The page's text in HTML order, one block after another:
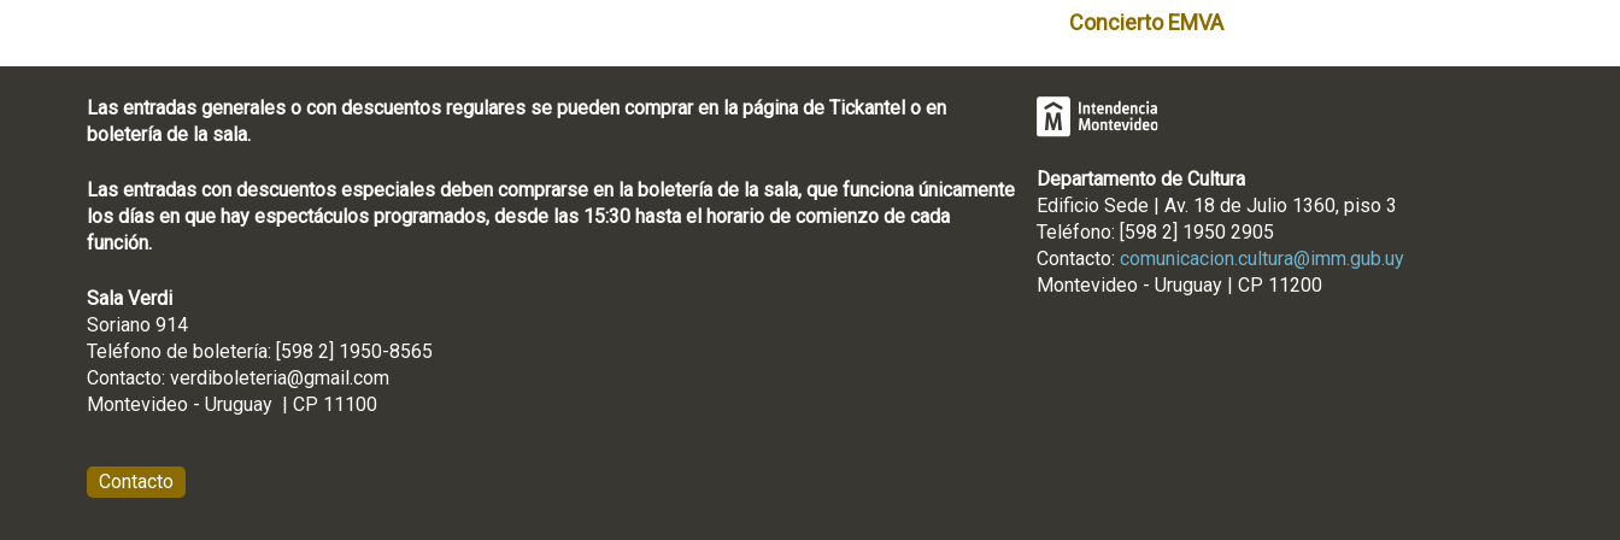
Concierto EMVA
Las entradas generales o con descuentos regulares se pueden comprar en la página de Tickantel o en
boletería de la sala.
Las entradas con descuentos especiales deben comprarse en la boletería de la sala, que funciona únicamente
los días en que hay espectáculos programados, desde las 15:30 hasta el horario de comienzo de cada
función.
Sala Verdi
Soriano 914
Teléfono de boletería: [598 2] 1950-8565
Contacto: verdiboleteria@gmail.com
Montevideo - Uruguay | CP 11100
Contacto
Departamento de Cultura
Edificio Sede | Av. 18 de Julio 1360, piso 3
Teléfono: [598 2] 1950 2905
Contacto: comunicacion.cultura@imm.gub.uy
Montevideo - Uruguay | CP 11200